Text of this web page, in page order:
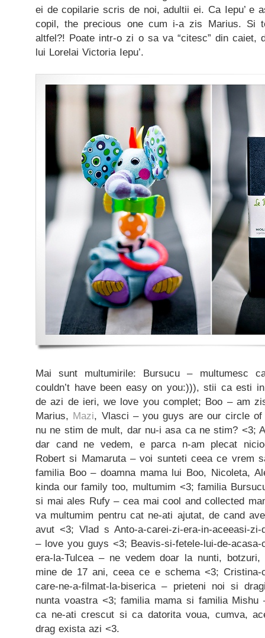
ei de copilarie scris de noi, adultii ei. Ca Iepu’ e
copil, the precious one cum i-a zis Marius. Si
altfel?! Poate intr-o zi o sa va “citesc” din caiet,
lui Lorelai Victoria Iepu’.
Mai sunt multumirile: Bursucu – multumesc
couldn’t have been easy on you:))), stii ca esti
de azi de ieri, we love you complet; Boo – am
Marius, Mazi, Vlasci – you guys are our circle
nu ne stim de mult, dar nu-i asa ca ne stim? <3;
dar cand ne vedem, e parca n-am plecat
Robert si Mamaruta – voi sunteti ceea ce vrem
familia Boo – doamna mama lui Boo, Nicoleta,
kinda our family too, multumim <3; familia
si mai ales Rufy – cea mai cool and collected
va multumim pentru cat ne-ati ajutat, de cand
avut <3; Vlad s Anto-a-carei-zi-era-in-aceeasi-zi-
– love you guys <3; Beavis-si-fetele-lui-de-
era-la-Tulcea – ne vedem doar la nunti,
mine de 17 ani, ceea ce e schema <3; Cristina-
care-ne-a-filmat-la-biserica – prieteni noi si
nunta voastra <3; familia mama si familia
ca ne-ati crescut si ca datorita voua, cumva,
drag exista azi <3.